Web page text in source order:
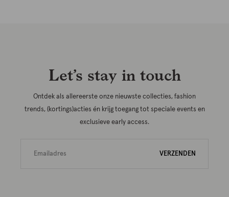
Let’s stay in touch
Ontdek als allereerste onze nieuwste collecties, fashion
trends, (kortings)acties én krijg toegang tot speciale events en
exclusieve early access.
VERZENDEN